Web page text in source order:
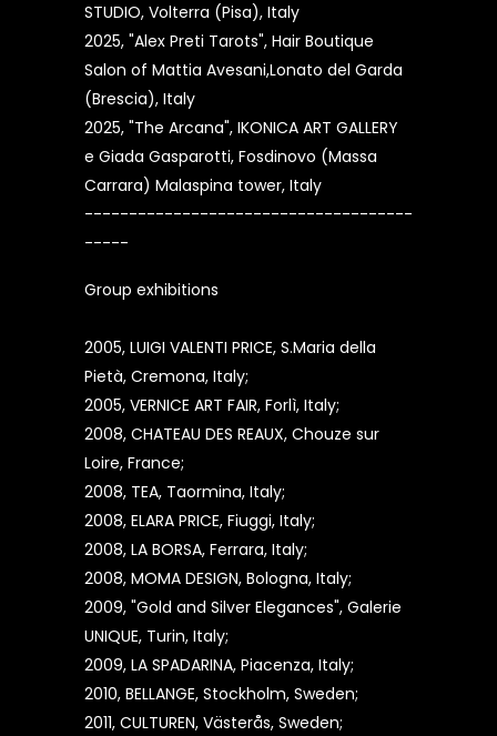
STUDIO, Volterra (Pisa), Italy
2025, "Alex Preti Tarots", Hair Boutique
Salon of Mattia Avesani,Lonato del Garda
(Brescia), Italy
2025, "The Arcana", IKONICA ART GALLERY
e Giada Gasparotti, Fosdinovo (Massa
Carrara) Malaspina tower, Italy
-------------------------------------
-----
Group exhibitions
2005, LUIGI VALENTI PRICE, S.Maria della
Pietà, Cremona, Italy;
2005, VERNICE ART FAIR, Forlì, Italy;
2008, CHATEAU DES REAUX, Chouze sur
Loire, France;
2008, TEA, Taormina, Italy;
2008, ELARA PRICE, Fiuggi, Italy;
2008, LA BORSA, Ferrara, Italy;
2008, MOMA DESIGN, Bologna, Italy;
2009, "Gold and Silver Elegances", Galerie
UNIQUE, Turin, Italy;
2009, LA SPADARINA, Piacenza, Italy;
2010, BELLANGE, Stockholm, Sweden;
2011, CULTUREN, Västerås, Sweden;